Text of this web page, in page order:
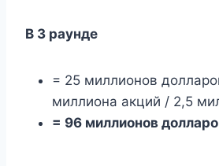
В 3 раунде
= 25 миллионов
миллиона акций / 2,5
= 96 миллионов